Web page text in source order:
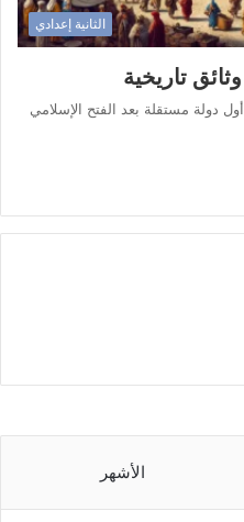
الثانية إعدادي
تاريخية
مستقلة بعد الفتح الإسلامي
الأشهر